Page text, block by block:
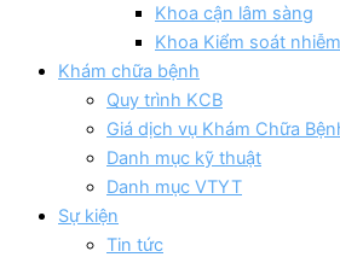
Khoa cận lâm sàng
Khoa Kiểm soát
Khám chữa bệnh
Quy trình KCB
Giá dịch vụ Khám Chữa
Danh mục kỹ thuật
Danh mục VTYT
Sự kiện
Tin tức